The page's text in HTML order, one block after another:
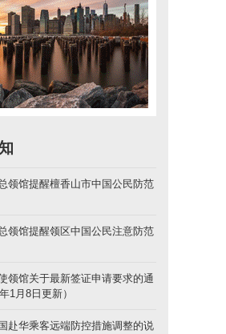
领馆提醒檀香山市中国公民防范
领馆提醒领区中国公民注意防范
领馆关于最新签证申请要求的通
1月8日更新）
赴华乘客远端防控措施调整的说